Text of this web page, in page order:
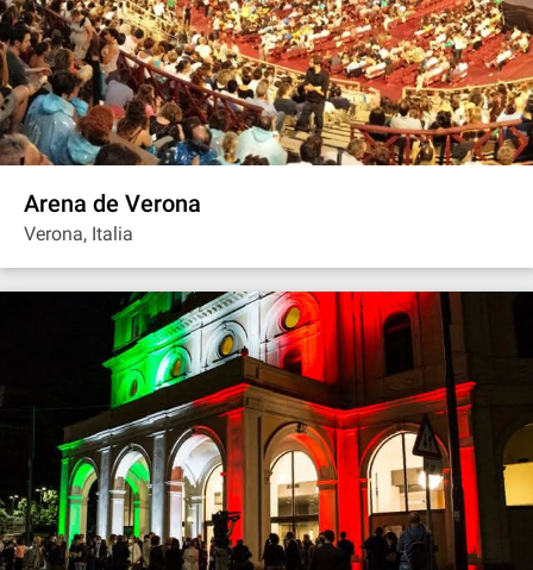
Arena de Verona
Verona, Italia